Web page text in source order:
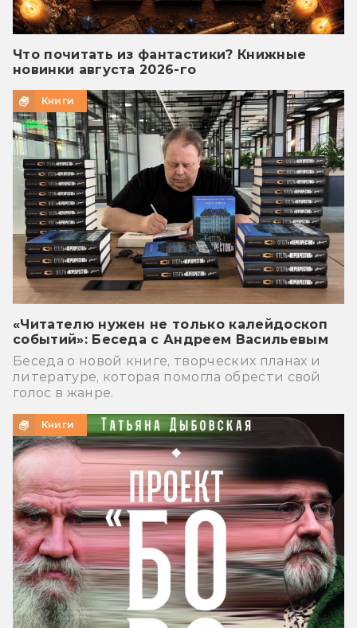
Что почитать из фантастики? Книжные
новинки августа 2026-го
Книги
«Читателю нужен не только калейдоскоп
событий»: Беседа с Андреем Васильевым
Беседа о новой книге, творческих планах и
литературе, которая помогла обрести свой
голос в жанре.
Книги